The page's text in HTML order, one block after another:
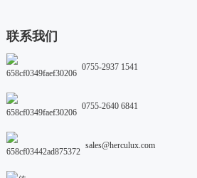
联系我们
0755-2937 1541
0755-2640 6841
sales@herculux.com